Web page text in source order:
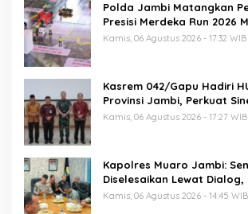
Polda Jambi Matangkan
Presisi Merdeka Run 2026
Floor Game
Kamis, 06 Agustus 2026 - 17:32 WIB
Kasrem 042/Gapu Hadiri
Provinsi Jambi, Perkuat
Program Pemerintah
Kamis, 06 Agustus 2026 - 17:27 WIB
Kapolres Muaro Jambi:
Diselesaikan Lewat
PKS Tetap Berjalan
Kamis, 06 Agustus 2026 - 14:45 WIB